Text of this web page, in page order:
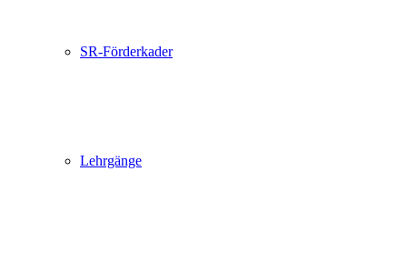
SR-Förderkader
Lehrgänge